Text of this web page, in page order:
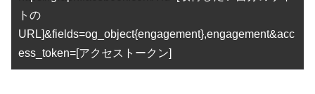
トの
URL]&fields=og_object{engagement},engagement&acc
ess_token=[アクセストークン]